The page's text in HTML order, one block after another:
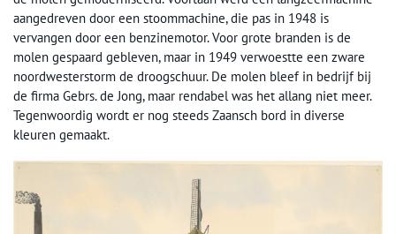
aangedreven door een stoommachine, die pas in 1948 is
vervangen door een benzinemotor. Voor grote branden is de
molen gespaard gebleven, maar in 1949 verwoestte een zware
noordwesterstorm de droogschuur. De molen bleef in bedrijf bij
de firma Gebrs. de Jong, maar rendabel was het allang niet meer.
Tegenwoordig wordt er nog steeds Zaansch bord in diverse
kleuren gemaakt.